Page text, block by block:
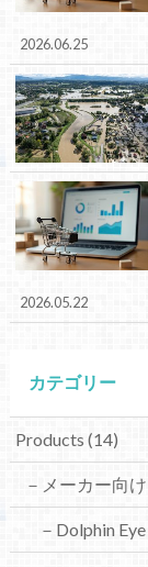
2026.06.25
2026.05.22
カテゴリー
Products (14)
－メーカー向け
－Dolphin Eye